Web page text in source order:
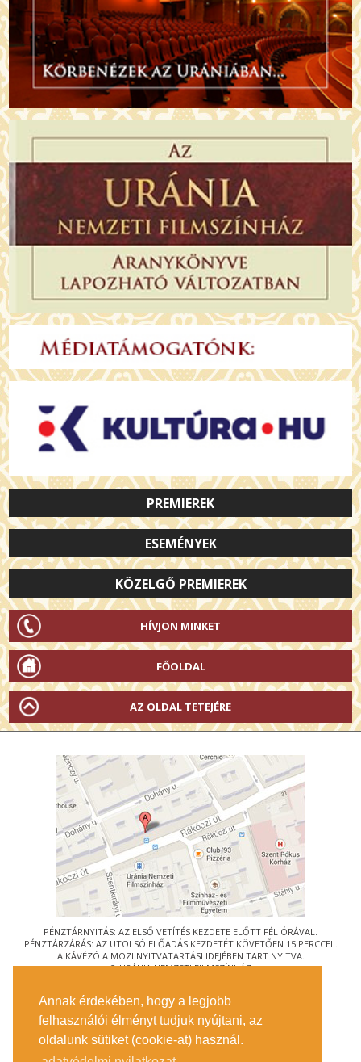
Annak érdekében, hogy a legjobb
felhasználói élményt tudjuk nyújtani, az
oldalunk sütiket (cookie-at) használ.
PREMIEREK
ESEMÉNYEK
KÖZELGŐ PREMIEREK
HÍVJON MINKET
FŐOLDAL
AZ OLDAL TETEJÉRE
PÉNZTÁRNYITÁS: AZ ELSŐ VETÍTÉS KEZDETE ELŐTT FÉL ÓRÁVAL.
PÉNZTÁRZÁRÁS: AZ UTOLSÓ ELŐADÁS KEZDETÉT KÖVETŐEN 15 PERCCEL.
A KÁVÉZÓ A MOZI NYITVATARTÁSI IDEJÉBEN TART NYITVA.
© URÁNIA NEMZETI FILMSZÍNHÁZ
1088 BUDAPEST, RÁKÓCZI ÚT 21.
MEGKÖZELÍTÉS
JEGYINFORMÁCIÓ
ÍRJON NEKÜNK!